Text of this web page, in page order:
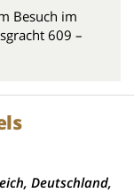
Besuch im
609 –
Deutschland,